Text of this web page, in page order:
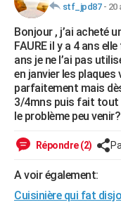
Retraite
Impôts
Epargne
Immobilier
Risques naturels par ville
Banque
Assurance
Crédit
AUTO
Essais
Réserver un essai
Citadines
Berlines
SUV
Forum auto
+HIGH-TECH
Mobiles
Meilleur smartphone
Internet
Ordinateurs
Jeux vidéo
Guide high-tech
+BRICOLAGE
Forum
Aménagement intérieur
Extérieur
Cuisine
Salle de bains
Jardinage
Rangement
WEEK-END
Guides de France
Escapades
Patrimoine
Expositions
Musées
Week-end nature
Art de vivre
Bien-être
Loisirs
Mode
Modes de vie
Alimentation
Guide de la santé
Maladies
Médicaments
Sommeil
stf_jpd87- 20
Bonjour , j’ai acheté
FAURE il y a 4 ans
ans je ne l’ai pas
en janvier les
parfaitement mais
3/4mns puis fait tout
le problème peu venir?
Répondre (2)
A voir également:
Cuisinière qui fat